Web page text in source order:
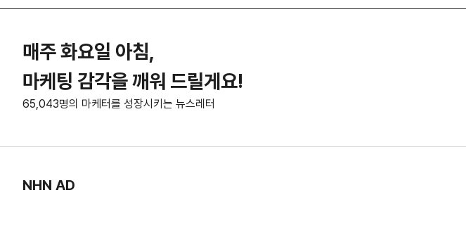
매주 화요일 아침,
마케팅 감각을 깨워 드릴게요!
65,043명의 마케터를 성장시키는 뉴스레터
NHN AD